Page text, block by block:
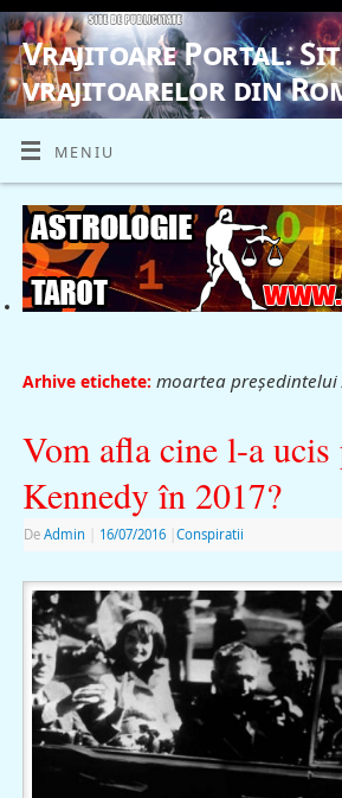
Vrajitoare Portal.
vrajitoarelor din
VRAJITOARE, VRAJITOARELE,
MENIU
Arhive etichete: moartea președintelui
Vom afla cine l-a ucis
Kennedy în 2017?
De Admin 16/07/2016 Conspiratii